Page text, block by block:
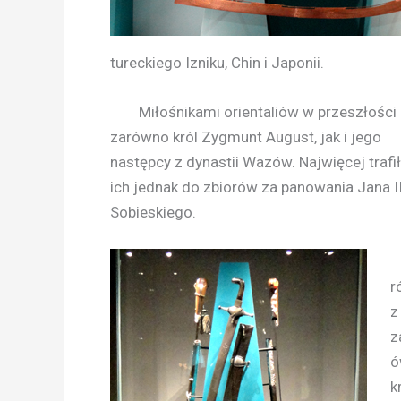
tureckiego Izniku, Chin i Japonii.
Miłośnikami orientaliów w przeszłości
zarówno król Zygmunt August, jak i jego
następcy z dynastii Wazów. Najwięcej
ich jednak do zbiorów za panowania Jana
Sobieskiego.
z